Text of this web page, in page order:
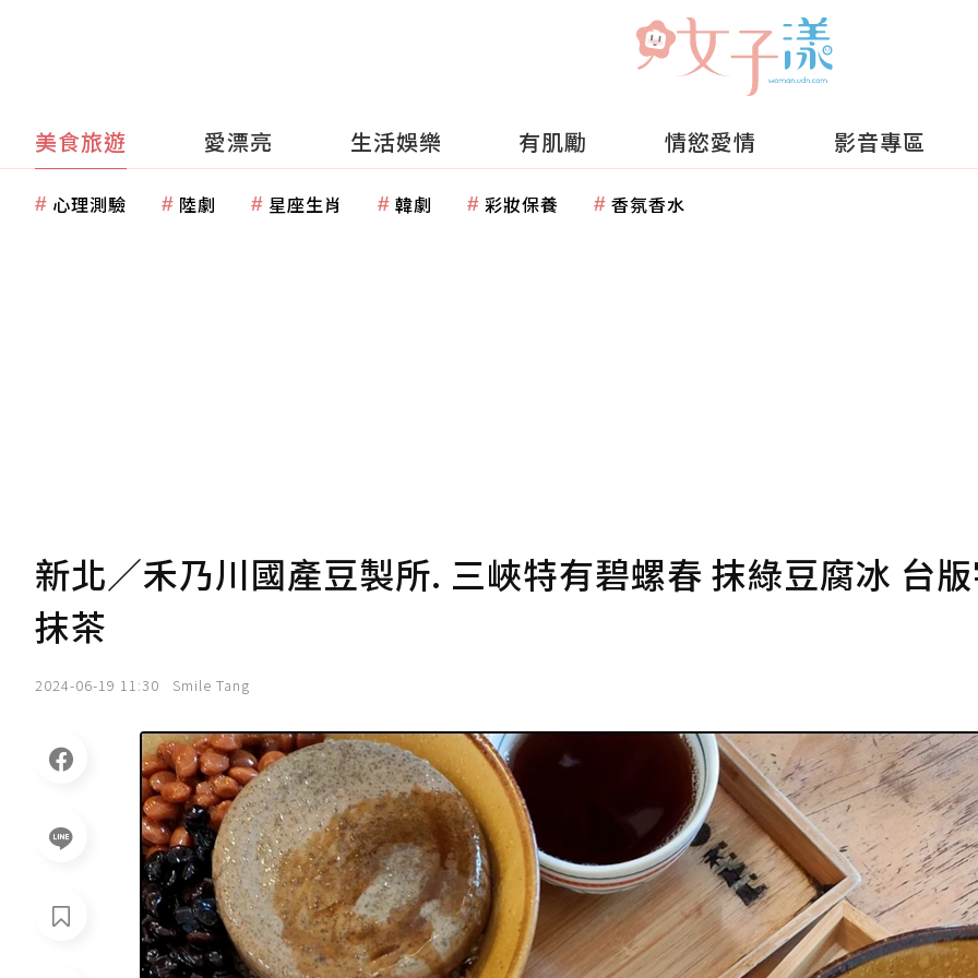
美食旅遊 愛漂亮 生活娛樂 有肌勵 情慾愛情 影音專區
心理測驗 陸劇 星座生肖 韓劇 彩妝保養 香氛香水
新北／禾乃川國產豆製所. 三峽特有碧螺春 抹綠豆腐冰 台
抹茶
2024-06-19 11:30 Smile Tang